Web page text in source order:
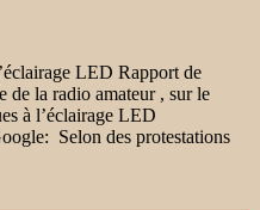
LED Rapport de
de la radio amateur , sur le
à l’éclairage LED
Selon des protestations